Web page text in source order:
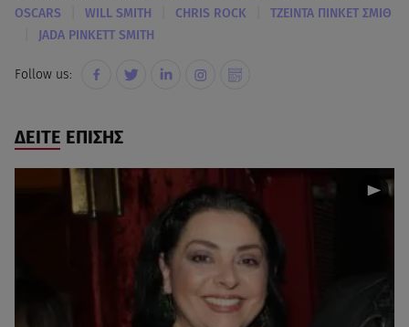
OSCARS WILL SMITH CHRIS ROCK ΤΖΕΙΝΤΑ ΠΙΝΚΕΤ ΣΜΙΘ
JADA PINKETT SMITH
Follow us:
ΔΕΙΤΕ ΕΠΙΣΗΣ